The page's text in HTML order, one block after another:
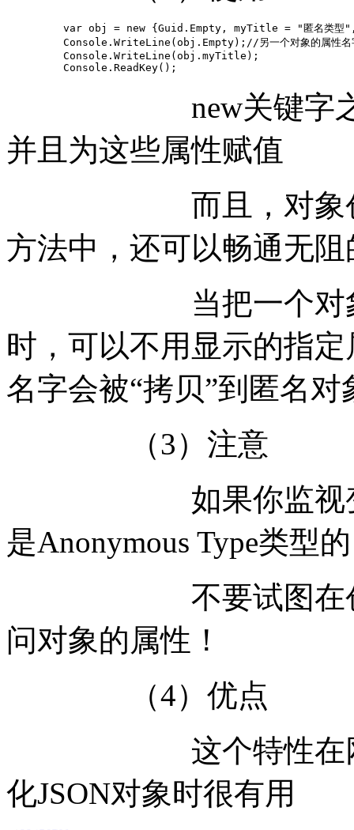
var obj = new {Guid.Empty, myTitle = "匿名类
Console.WriteLine(obj.Empty);//另一个对象的属性名字
         Console.WriteLine(obj.myTitle);
         Console.ReadKey();
new关键字之后就
并且为这些属性赋值
而且，对象创建
方法中，还可以畅通无
当把一个对象的
时，可以不用显示的指
名字会被“拷贝”到匿名对
（3）注
如果你监视变量
是Anonymous Type类型的
不要试图在创建
问对象的属性！
（4）优点
这个特性在网站
化JSON对象时很有